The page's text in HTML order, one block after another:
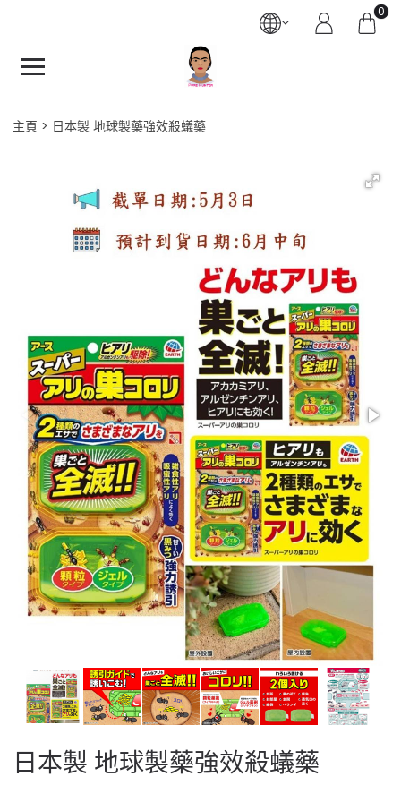
0
主頁 日本製 地球製藥強效殺蟻藥
日本製 地球製藥強效殺蟻藥